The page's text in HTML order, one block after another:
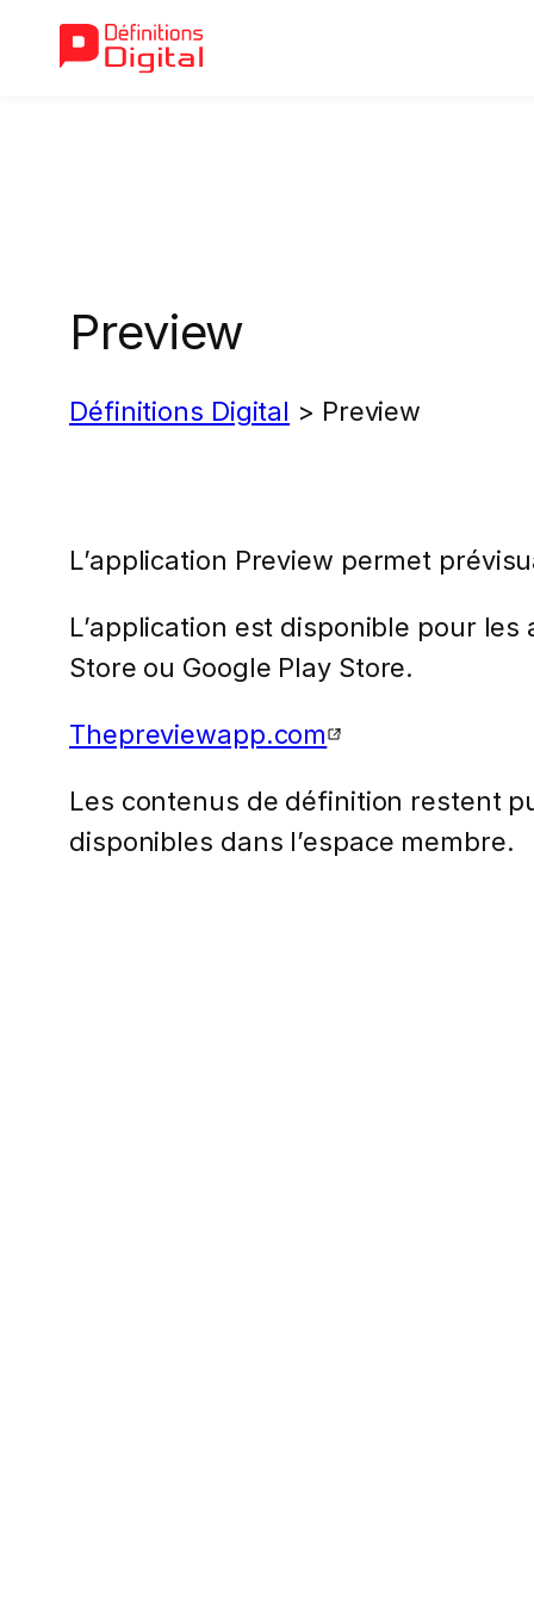
Preview
Définitions Digital > Preview
L’application Preview permet
L’application est disponible pour
Store ou Google Play Store.
Thepreviewapp.com
Les contenus de définition restent
disponibles dans l’espace membre.